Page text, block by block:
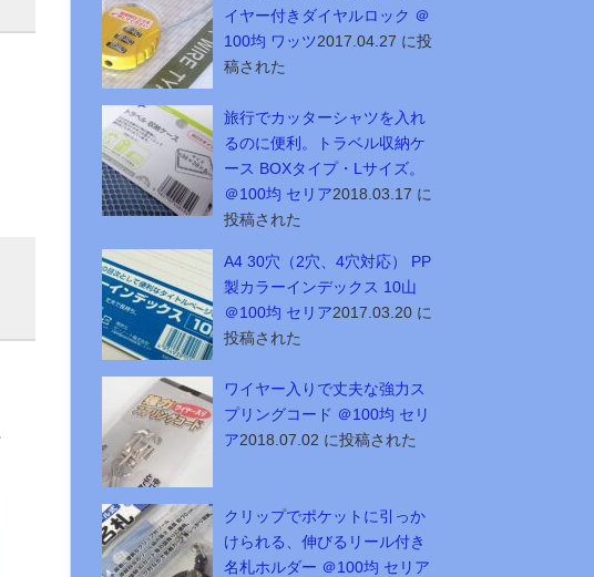
イヤー付きダイヤルロック ＠
100均 ワッツ2017.04.27 に投
稿された
旅行でカッターシャツを入れ
るのに便利。トラベル収納ケ
ース BOXタイプ・Lサイズ。
＠100均 セリア2018.03.17 に
投稿された
A4 30穴（2穴、4穴対応） PP
製カラーインデックス 10山
＠100均 セリア2017.03.20 に
投稿された
ワイヤー入りで丈夫な強力ス
プリングコード ＠100均 セリ
ア2018.07.02 に投稿された
クリップでポケットに引っか
けられる、伸びるリール付き
名札ホルダー ＠100均 セリア